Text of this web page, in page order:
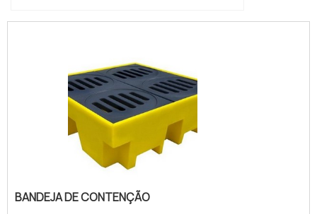
BANDEJA DE CONTENÇÃO